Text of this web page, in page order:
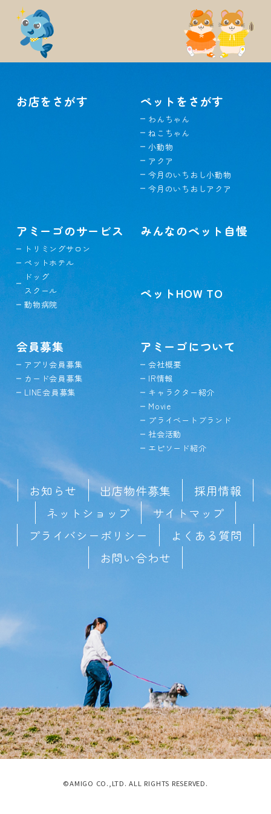
お店をさがす ペットをさがす
わんちゃん
ねこちゃん
小動物
アクア
今月のいちおし小動物
今月のいちおしアクア
アミーゴのサービス
トリミングサロン
ペットホテル
ドッグ
スクール
動物病院
みんなのペット自慢
ペットHOW TO
会員募集
アプリ会員募集
カード会員募集
LINE会員募集
アミーゴについて
会社概要
IR情報
キャラクター紹介
Movie
プライベートブランド
社会活動
エピソード紹介
お知らせ 出店物件募集
採用情報
ネットショップ
サイトマップ
プライバシーポリシー
よくある質問
お問い合わせ
©AMIGO CO.,LTD. ALL RIGHTS RESERVED.